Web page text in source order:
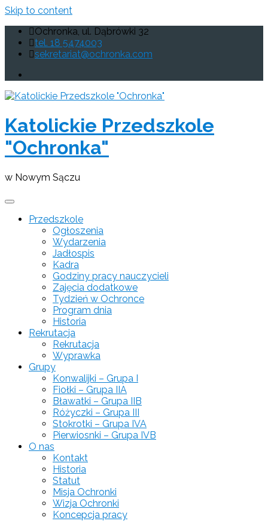
Skip to content
Ochronka, ul. Dąbrówki 32
tel. 18 5474003
sekretariat@ochronka.com
Katolickie Przedszkole
"Ochronka"
w Nowym Sączu
Przedszkole
Ogłoszenia
Wydarzenia
Jadłospis
Kadra
Godziny pracy nauczycieli
Zajęcia dodatkowe
Tydzień w Ochronce
Program dnia
Historia
Rekrutacja
Rekrutacja
Wyprawka
Grupy
Konwalijki – Grupa I
Fiołki – Grupa IIA
Bławatki – Grupa IIB
Różyczki – Grupa III
Stokrotki – Grupa IVA
Pierwiosnki – Grupa IVB
O nas
Kontakt
Historia
Statut
Misja Ochronki
Wizja Ochronki
Koncepcja pracy